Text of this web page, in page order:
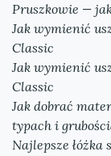
Pruszkowie —
Jak wymienić
Classic
Jak wymienić
Classic
Jak dobrać
typach i
Najlepsze łóżka